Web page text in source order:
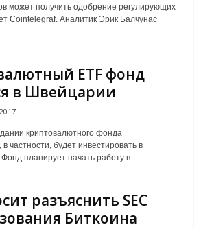
может получить одобрение регулирующих
Cointelegraf. Аналитик Эрик Балчунас
ETF фонд
в Швейцарии
криптовалютного фонда
частности, будет инвестировать в
планирует начать работу в...
разъяснить SEC
Биткоина